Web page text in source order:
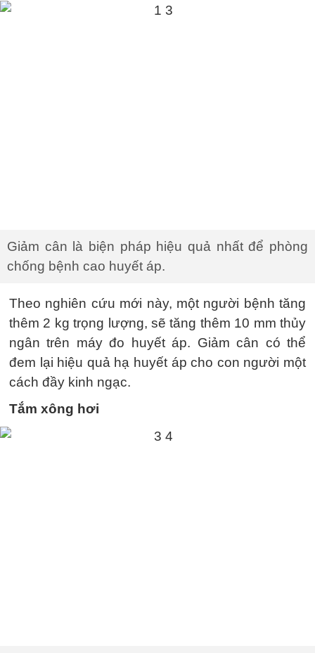
Giảm cân là biện pháp hiệu quả nhất để phòng
chống bệnh cao huyết áp.
Theo nghiên cứu mới này, một người bệnh tăng
thêm 2 kg trọng lượng, sẽ tăng thêm 10 mm thủy
ngân trên máy đo huyết áp. Giảm cân có thể
đem lại hiệu quả hạ huyết áp cho con người một
cách đầy kinh ngạc.
Tắm xông hơi